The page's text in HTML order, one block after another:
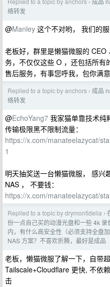
›
络转发
@Manley 这个不对哟， 我们的服
老板好，群里是懒猫微服的
务，不仅仅这些 O ，还包括所有
售后服务，有事您呼我，包你满
Replied to a topic by anchors › 成品
络转发
@EchoYang7 我家猫单靠技术纯
传输极限黑不限制流量：
https://x.com/manateelazycat/
1
明天抽奖送一台懒猫微服， 感兴
NAS ， 不要钱：
https://x.com/manateelazycat/
Replied to a topic by drymonfidelia ›
份一点自己买的动漫光盘和一些 4k
内，有什么高安全性（必须支持全盘
NAS 方案？不喜欢折腾，最好是成品
老板，懒猫微服了解一下，自带
Tailscale+Cloudflare 更快, 不依
击